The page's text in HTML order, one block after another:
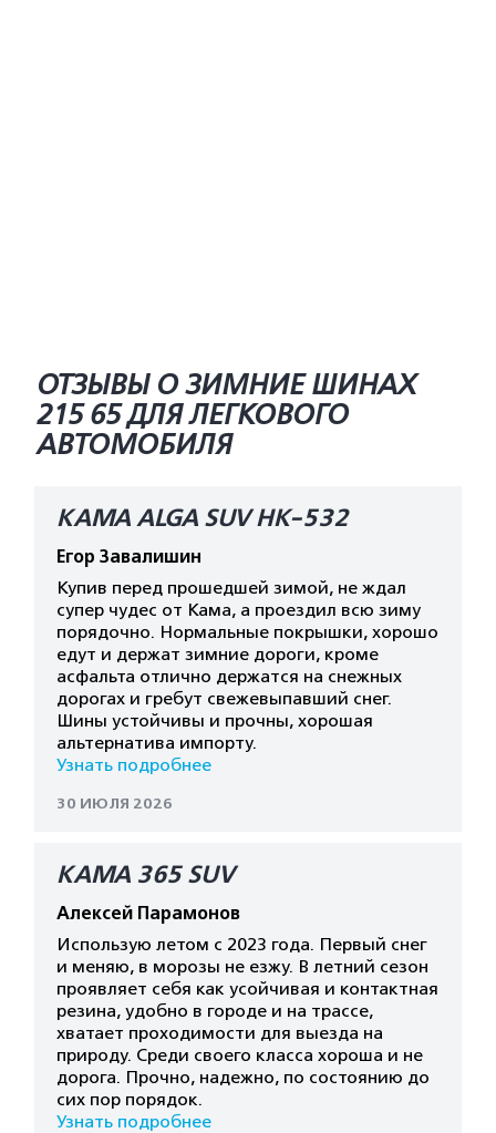
ОТЗЫВЫ О ЗИМНИЕ ШИНАХ
215 65 ДЛЯ ЛЕГКОВОГО
АВТОМОБИЛЯ
КАМА ALGA SUV HK-532
Егор Завалишин
Купив перед прошедшей зимой, не ждал
супер чудес от Кама, а проездил всю зиму
порядочно. Нормальные покрышки, хорошо
едут и держат зимние дороги, кроме
асфальта отлично держатся на снежных
дорогах и гребут свежевыпавший снег.
Шины устойчивы и прочны, хорошая
альтернатива импорту.
Узнать подробнее
30 ИЮЛЯ 2026
КАМА 365 SUV
Алексей Парамонов
Использую летом с 2023 года. Первый снег
и меняю, в морозы не езжу. В летний сезон
проявляет себя как усойчивая и контактная
резина, удобно в городе и на трассе,
хватает проходимости для выезда на
природу. Среди своего класса хороша и не
дорога. Прочно, надежно, по состоянию до
сих пор порядок.
Узнать подробнее